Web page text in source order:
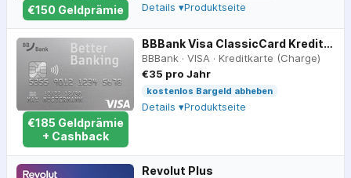
€150 Geldprämie Details ▾Produktseite
€185 Geldprämie
+ Cashback
BBBank Visa ClassicCard Kreditkarte
BBBank · VISA · Kreditkarte (Charge)
€35 pro Jahr
kostenlos Bargeld abheben
Details ▾Produktseite
Revolut Plus